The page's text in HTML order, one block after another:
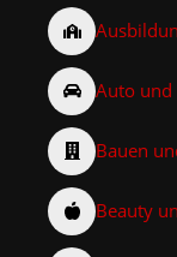
Auto
Bauen
Beauty